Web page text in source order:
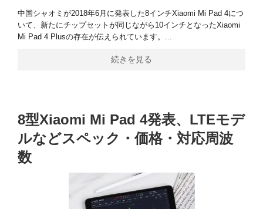
中国シャオミが2018年6月に発表した8インチXiaomi Mi Pad 4につ
いて、新たにチップセットが同じながら10インチとなったXiaomi
Mi Pad 4 Plusの存在が伝えられています。...
続きを見る
8型Xiaomi Mi Pad 4発表、LTEモデ
ルなどスペック・価格・対応周波
数